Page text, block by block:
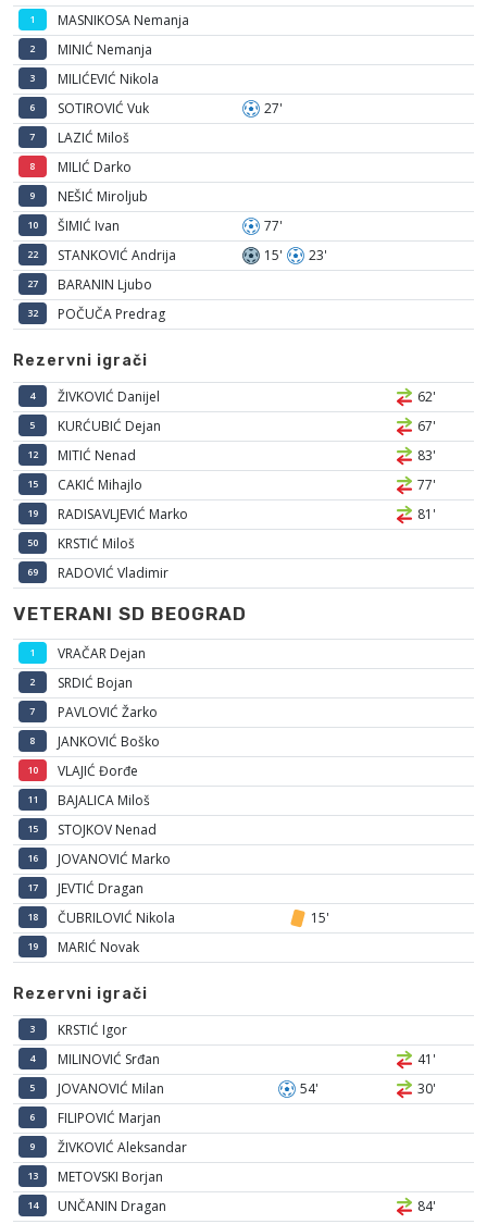
1 MASNIKOSA Nemanja
2 MINIĆ Nemanja
3 MILIĆEVIĆ Nikola
6 SOTIROVIĆ Vuk 27'
7 LAZIĆ Miloš
8 MILIĆ Darko
9 NEŠIĆ Miroljub
10 ŠIMIĆ Ivan 77'
22 STANKOVIĆ Andrija 15' 23'
27 BARANIN Ljubo
32 POČUČA Predrag
Rezervni igrači
4 ŽIVKOVIĆ Danijel 62'
5 KURĆUBIĆ Dejan 67'
12 MITIĆ Nenad 83'
15 CAKIĆ Mihajlo 77'
19 RADISAVLJEVIĆ Marko 81'
50 KRSTIĆ Miloš
69 RADOVIĆ Vladimir
VETERANI SD BEOGRAD
1 VRAČAR Dejan
2 SRDIĆ Bojan
7 PAVLOVIĆ Žarko
8 JANKOVIĆ Boško
10 VLAJIĆ Đorđe
11 BAJALICA Miloš
15 STOJKOV Nenad
16 JOVANOVIĆ Marko
17 JEVTIĆ Dragan
18 ČUBRILOVIĆ Nikola 15'
19 MARIĆ Novak
Rezervni igrači
3 KRSTIĆ Igor
4 MILINOVIĆ Srđan 41'
5 JOVANOVIĆ Milan 54' 30'
6 FILIPOVIĆ Marjan
9 ŽIVKOVIĆ Aleksandar
13 METOVSKI Borjan
14 UNČANIN Dragan 84'